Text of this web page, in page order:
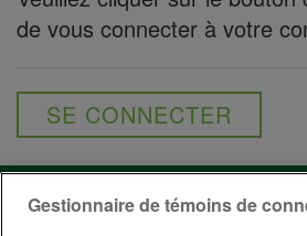
de vous connecter à votre
SE CONNECTER
À propos de
Service aux
Gestionnaire de témoins de